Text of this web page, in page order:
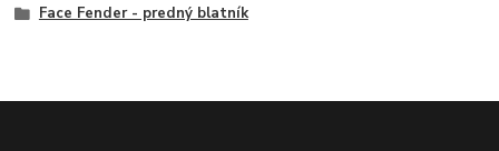
Face Fender - predný blatník